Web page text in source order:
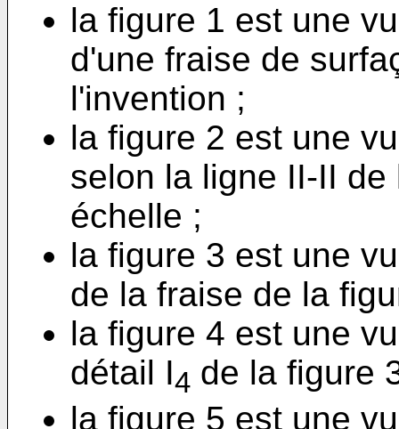
la figure 1 est une
d'une fraise de
l'invention ;
la figure 2 est une
selon la ligne II-II
échelle ;
la figure 3 est une
de la fraise de la
la figure 4 est une
détail I4 de la figure
la figure 5 est une